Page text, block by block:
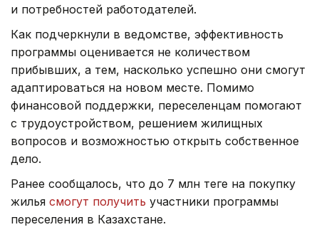
и потребностей работодателей.
Как подчеркнули в ведомстве, эффективность
программы оценивается не количеством
прибывших, а тем, насколько успешно они смогут
адаптироваться на новом месте. Помимо
финансовой поддержки, переселенцам помогают
с трудоустройством, решением жилищных
вопросов и возможностью открыть собственное
дело.
Ранее сообщалось, что до 7 млн теңге на покупку
жилья смогут получить участники программы
переселения в Казахстане.